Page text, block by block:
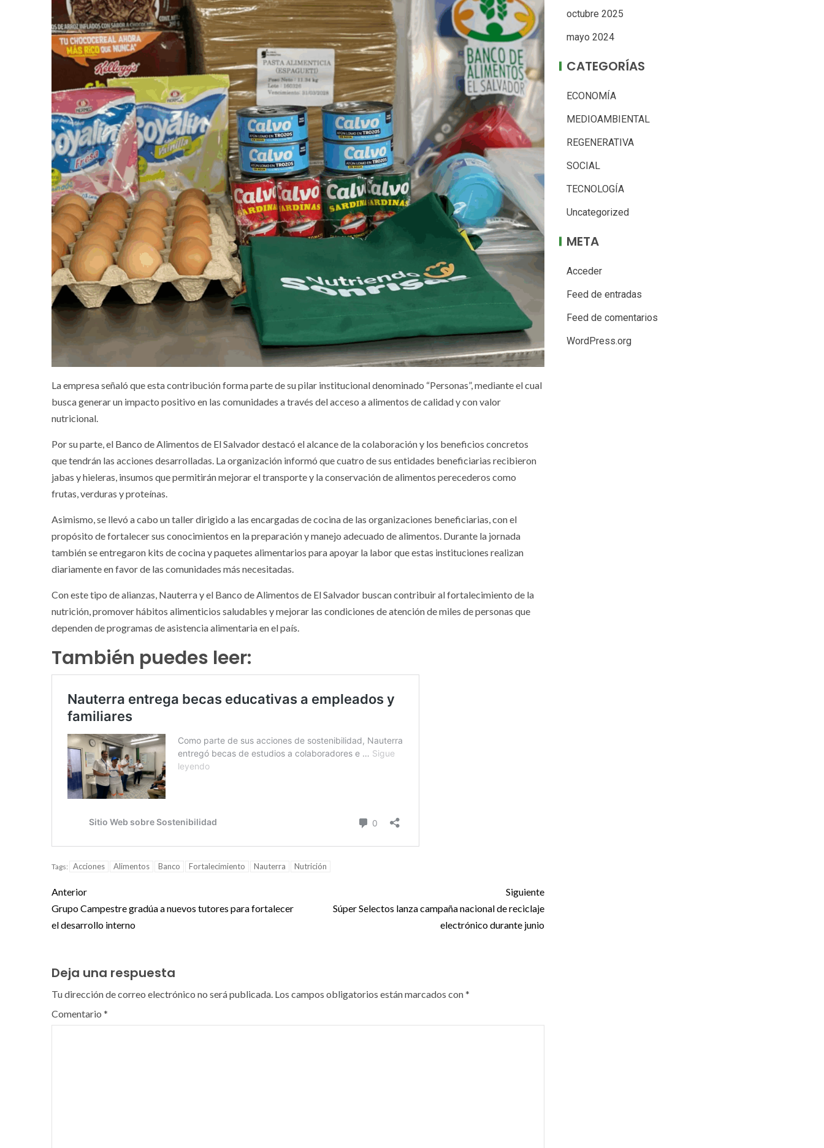
La empresa señaló que esta contribución forma parte de su pilar institucional denominado “Personas”, mediante el cual
busca generar un impacto positivo en las comunidades a través del acceso a alimentos de calidad y con valor
nutricional.
Por su parte, el Banco de Alimentos de El Salvador destacó el alcance de la colaboración y los beneficios concretos
que tendrán las acciones desarrolladas. La organización informó que cuatro de sus entidades beneficiarias recibieron
jabas y hieleras, insumos que permitirán mejorar el transporte y la conservación de alimentos perecederos como
frutas, verduras y proteínas.
Asimismo, se llevó a cabo un taller dirigido a las encargadas de cocina de las organizaciones beneficiarias, con el
propósito de fortalecer sus conocimientos en la preparación y manejo adecuado de alimentos. Durante la jornada
también se entregaron kits de cocina y paquetes alimentarios para apoyar la labor que estas instituciones realizan
diariamente en favor de las comunidades más necesitadas.
Con este tipo de alianzas, Nauterra y el Banco de Alimentos de El Salvador buscan contribuir al fortalecimiento de la
nutrición, promover hábitos alimenticios saludables y mejorar las condiciones de atención de miles de personas que
dependen de programas de asistencia alimentaria en el país.
También puedes leer:
Tags: Acciones Alimentos Banco Fortalecimiento Nauterra Nutrición
Anterior
Grupo Campestre gradúa a nuevos tutores para fortalecer
el desarrollo interno
Siguiente
Súper Selectos lanza campaña nacional de reciclaje
electrónico durante junio
Deja una respuesta
Tu dirección de correo electrónico no será publicada. Los campos obligatorios están marcados con*
Comentario *
octubre 2025
mayo 2024
CATEGORÍAS
ECONOMÍA
MEDIOAMBIENTAL
REGENERATIVA
SOCIAL
TECNOLOGÍA
Uncategorized
META
Acceder
Feed de entradas
Feed de comentarios
WordPress.org